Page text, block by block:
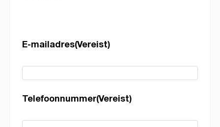
E-mailadres(Vereist)
Telefoonnummer(Vereist)